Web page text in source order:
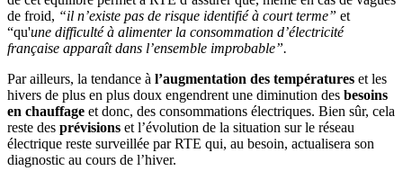
de froid, “il n’existe pas de risque identifié à court terme” et
“qu'une difficulté à alimenter la consommation d’électricité
française apparaît dans l’ensemble improbable”.
Par ailleurs, la tendance à l’augmentation des températures et les
hivers de plus en plus doux engendrent une diminution des besoins
en chauffage et donc, des consommations électriques. Bien sûr, cela
reste des prévisions et l’évolution de la situation sur le réseau
électrique reste surveillée par RTE qui, au besoin, actualisera son
diagnostic au cours de l’hiver.